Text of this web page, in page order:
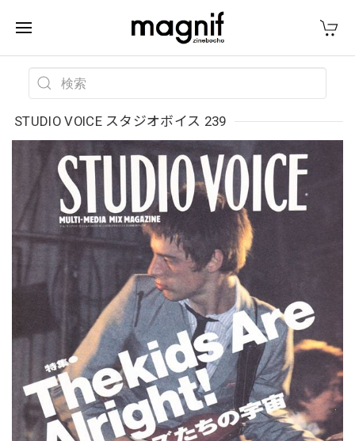
STUDIO VOICE スタジオボイス 239